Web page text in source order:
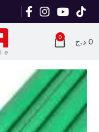
0 0 د.ج